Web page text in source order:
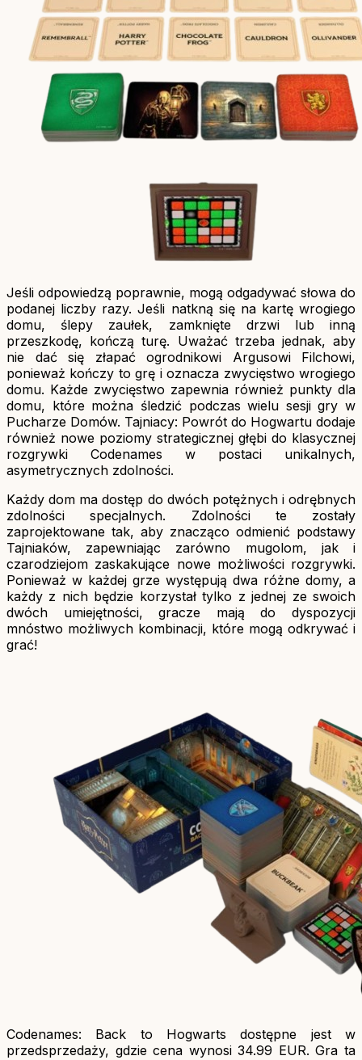
Jeśli odpowiedzą poprawnie, mogą odgadywać słowa do
podanej liczby razy. Jeśli natkną się na kartę wrogiego
domu, ślepy zaułek, zamknięte drzwi lub inną
przeszkodę, kończą turę. Uważać trzeba jednak, aby
nie dać się złapać ogrodnikowi Argusowi Filchowi,
ponieważ kończy to grę i oznacza zwycięstwo wrogiego
domu. Każde zwycięstwo zapewnia również punkty dla
domu, które można śledzić podczas wielu sesji gry w
Pucharze Domów. Tajniacy: Powrót do Hogwartu dodaje
również nowe poziomy strategicznej głębi do klasycznej
rozgrywki Codenames w postaci unikalnych,
asymetrycznych zdolności.
Każdy dom ma dostęp do dwóch potężnych i odrębnych
zdolności specjalnych. Zdolności te zostały
zaprojektowane tak, aby znacząco odmienić podstawy
Tajniaków, zapewniając zarówno mugolom, jak i
czarodziejom zaskakujące nowe możliwości rozgrywki.
Ponieważ w każdej grze występują dwa różne domy, a
każdy z nich będzie korzystał tylko z jednej ze swoich
dwóch umiejętności, gracze mają do dyspozycji
mnóstwo możliwych kombinacji, które mogą odkrywać i
grać!
Codenames: Back to Hogwarts dostępne jest w
przedsprzedaży, gdzie cena wynosi 34.99 EUR. Gra ta